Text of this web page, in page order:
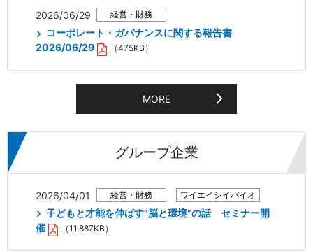
2026/06/29
コーポレート・ガバナンスに関する報告書
2026/06/29
（475KB）
MORE
グループ企業
2026/04/01
子どもと才能を伸ばす”脳と環境”の話 セミナー開
催
（11,887KB）